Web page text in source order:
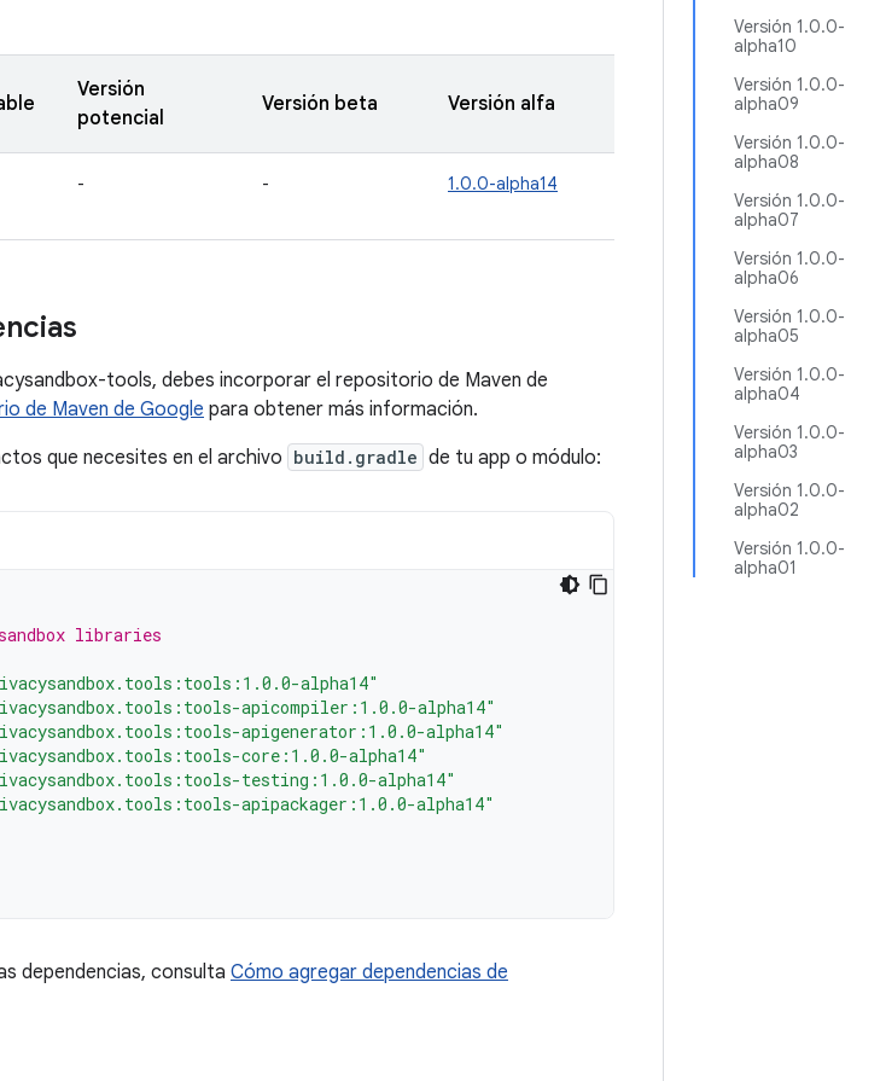
Versión 1.0.0-
alpha10
Versión 1.0.0-
alpha09
Versión 1.0.0-
alpha08
Versión 1.0.0-
alpha07
Versión 1.0.0-
alpha06
Versión 1.0.0-
alpha05
Versión 1.0.0-
alpha04
Versión 1.0.0-
alpha03
Versión 1.0.0-
alpha02
Versión 1.0.0-
alpha01
Versión
potencial
Versión beta Versión alfa
- - 1.0.0-alpha14
tools, debes incorporar el repositorio de Maven de
de Maven de Google para obtener más información.
que necesites en el archivo build.gradle de tu app o módulo:
libraries
alpha14"
apicompiler:1.0.0-alpha14"
apigenerator:1.0.0-alpha14"
core:1.0.0-alpha14"
testing:1.0.0-alpha14"
apipackager:1.0.0-alpha14"
dependencias, consulta Cómo agregar dependencias de